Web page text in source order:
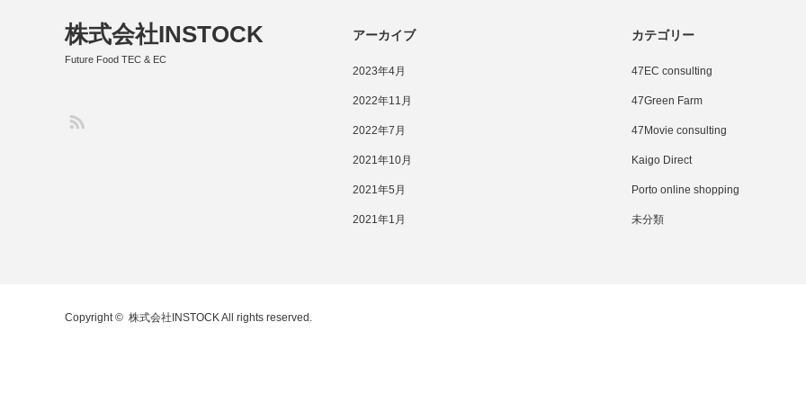
アーカイブ
2023年4月
2022年11月
2022年7月
2021年10月
2021年5月
2021年1月
カテゴリー
47EC consulting
47Green Farm
47Movie consulting
Kaigo Direct
Porto online shopping
未分類
株式会社INSTOCK
Future Food TEC & EC
Copyright © 株式会社INSTOCKAll rights reserved.